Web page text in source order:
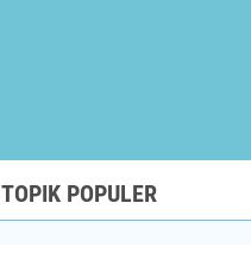
TOPIK POPULER